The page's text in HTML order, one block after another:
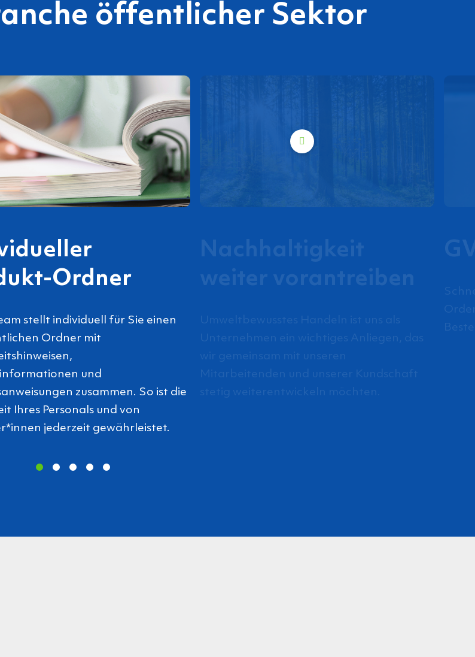
öffentlicher Sektor
Ordner
stellt individuell für Sie einen
Ordner mit
und
zusammen. So ist die
Ihres Personals und von
jederzeit gewährleistet.
Nachhaltigkeit
weiter vorantreiben
Umweltbewusstes Handeln ist uns als
Unternehmen ein wichtiges Anliegen, das
wir gemeinsam mit unseren
Mitarbeitenden und unserer Kundschaft
stetig weiterentwickeln möchten.